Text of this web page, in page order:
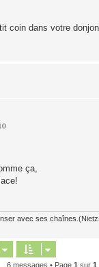
coin dans votre
ça,
avec ses
6 messages • Page 1 sur 1